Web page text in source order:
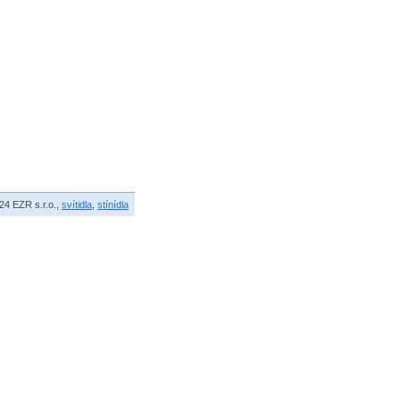
EZR s.r.o., svítidla stínídla